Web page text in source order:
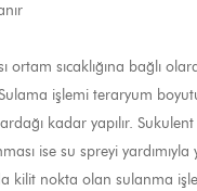
ortam sıcaklığına bağlı
Sulama işlemi teraryum
kadar yapılır.
ise su spreyi yardımıyla
kilit nokta olan sulanma